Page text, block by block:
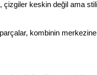
çizgiler keskin değil
kombinin